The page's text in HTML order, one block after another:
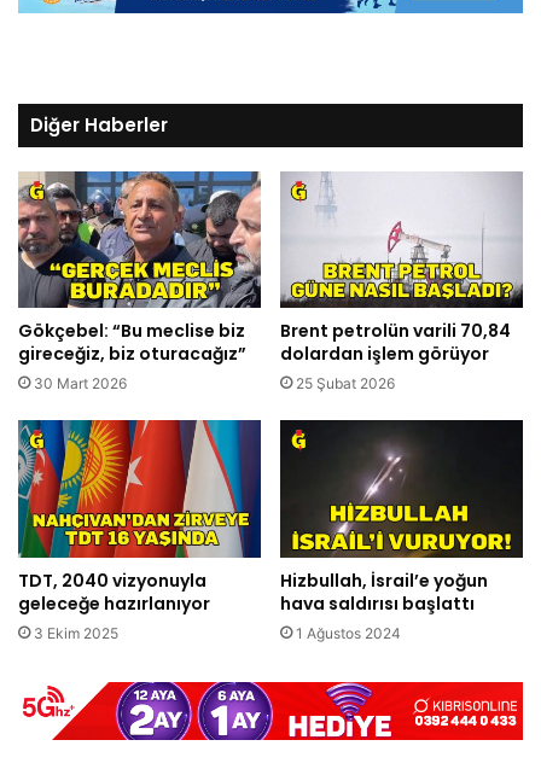
Diğer Haberler
Gökçebel: “Bu meclise biz
gireceğiz, biz oturacağız”
30 Mart 2026
Brent petrolün varili 70,84
dolardan işlem görüyor
25 Şubat 2026
TDT, 2040 vizyonuyla
geleceğe hazırlanıyor
3 Ekim 2025
Hizbullah, İsrail’e yoğun
hava saldırısı başlattı
1 Ağustos 2024